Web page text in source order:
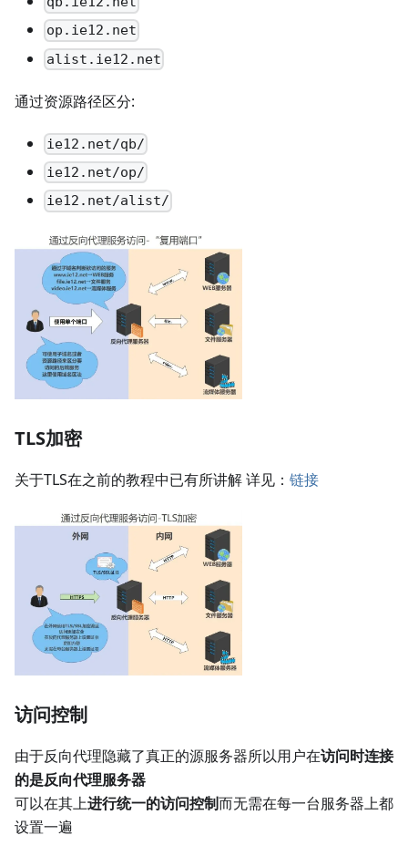
op.ie12.net
alist.ie12.net
通过资源路径区分:
ie12.net/qb/
ie12.net/op/
ie12.net/alist/
TLS加密
关于TLS在之前的教程中已有所讲解 详见： 链接
访问控制
由于反向代理隐藏了真正的源服务器所以用户在访问时连接
的是反向代理服务器
可以在其上进行统一的访问控制而无需在每一台服务器上都
设置一遍